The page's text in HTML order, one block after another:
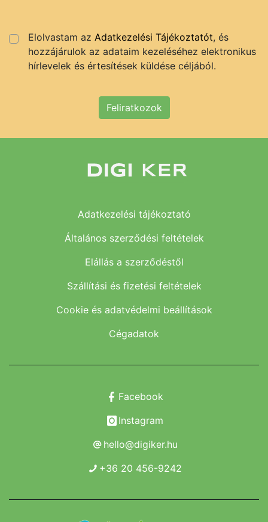
Elolvastam az Adatkezelési Tájékoztatót, és
hozzájárulok az adataim kezeléséhez elektronikus
hírlevelek és értesítések küldése céljából.
Feliratkozok
Adatkezelési tájékoztató
Általános szerződési feltételek
Elállás a szerződéstől
Szállítási és fizetési feltételek
Cookie és adatvédelmi beállítások
Cégadatok
Facebook
Instagram
hello@digiker.hu
+36 20 456-9242